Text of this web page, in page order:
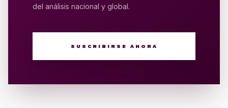
del análisis nacional y global.
SUSCRIBIRSE AHORA